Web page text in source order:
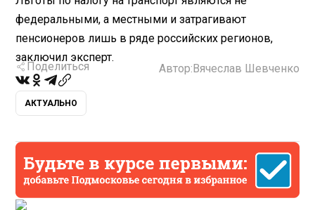
федеральными, а местными и затрагивают
пенсионеров лишь в ряде российских регионов,
заключил эксперт.
Поделиться Автор: Вячеслав Шевченко
АКТУАЛЬНО